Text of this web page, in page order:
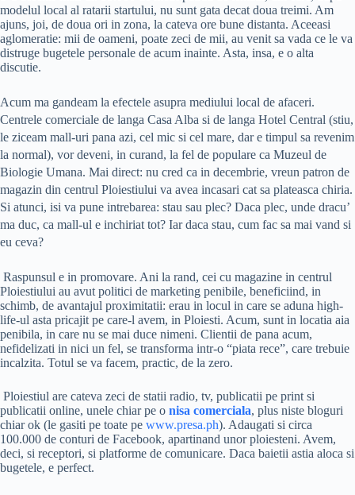
modelul local al ratarii startului, nu sunt gata decat doua treimi. Am
ajuns, joi, de doua ori in zona, la cateva ore bune distanta. Aceeasi
aglomeratie: mii de oameni, poate zeci de mii, au venit sa vada ce le va
distruge bugetele personale de acum inainte. Asta, insa, e o alta
discutie.
Acum ma gandeam la efectele asupra mediului local de afaceri.
Centrele comerciale de langa Casa Alba si de langa Hotel Central (stiu,
le ziceam mall-uri pana azi, cel mic si cel mare, dar e timpul sa revenim
la normal), vor deveni, in curand, la fel de populare ca Muzeul de
Biologie Umana. Mai direct: nu cred ca in decembrie, vreun patron de
magazin din centrul Ploiestiului va avea incasari cat sa plateasca chiria.
Si atunci, isi va pune intrebarea: stau sau plec? Daca plec, unde dracu’
ma duc, ca mall-ul e inchiriat tot? Iar daca stau, cum fac sa mai vand si
eu ceva?
Raspunsul e in promovare. Ani la rand, cei cu magazine in centrul
Ploiestiului au avut politici de marketing penibile, beneficiind, in
schimb, de avantajul proximitatii: erau in locul in care se aduna high-
life-ul asta pricajit pe care-l avem, in Ploiesti. Acum, sunt in locatia aia
penibila, in care nu se mai duce nimeni. Clientii de pana acum,
nefidelizati in nici un fel, se transforma intr-o “piata rece”, care trebuie
incalzita. Totul se va facem, practic, de la zero.
Ploiestiul are cateva zeci de statii radio, tv, publicatii pe print si
publicatii online, unele chiar pe o nisa comerciala, plus niste bloguri
chiar ok (le gasiti pe toate pe www.presa.ph). Adaugati si circa
100.000 de conturi de Facebook, apartinand unor ploiesteni. Avem,
deci, si receptori, si platforme de comunicare. Daca baietii astia aloca si
bugetele, e perfect.